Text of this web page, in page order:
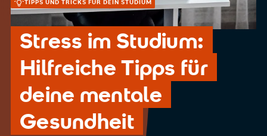
TIPPS UND TRICKS FÜR DEIN STUDIUM
Stress im Studium:
Hilfreiche Tipps für
deine mentale
Gesundheit